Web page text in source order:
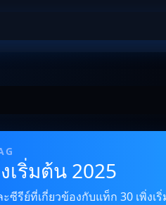
เริ่มต้น 2025
รีย์ที่เกี่ยวข้องกับแท็ก 30 เพิ่งเ